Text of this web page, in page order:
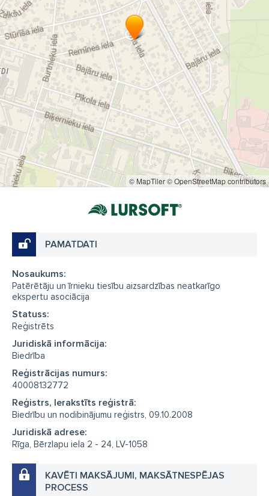
© MapTiler© OpenStreetMap contributors
PAMATDATI
Nosaukums:
Patērētāju un īrnieku tiesību aizsardzības neatkarīgo
ekspertu asociācija
Statuss:
Reģistrēts
Juridiskā informācija:
Biedrība
Reģistrācijas numurs:
40008132772
Reģistrs, Ierakstīts reģistrā:
Biedrību un nodibinājumu reģistrs, 09.10.2008
Juridiskā adrese:
Rīga, Bērzlapu iela 2 - 24, LV-1058
KAVĒTI MAKSĀJUMI, MAKSĀTNESPĒJAS
PROCESS